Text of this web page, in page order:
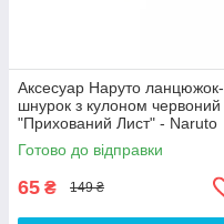
Аксесуар Наруто ланцюжок-
шнурок з кулоном червоний
"Прихований Лист" - Naruto
Necklace
Готово до відправки
65 ₴ 149 ₴